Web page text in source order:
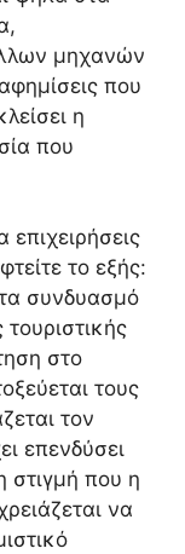
μηχανών
που
η
που
επιχειρήσεις
το εξής:
συνδυασμό
στο
τους
τον
επενδύσει
στιγμή που η
να